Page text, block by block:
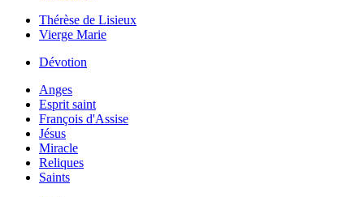
Thérèse de Lisieux
Vierge Marie
Dévotion
Anges
Esprit saint
François d'Assise
Jésus
Miracle
Reliques
Saints